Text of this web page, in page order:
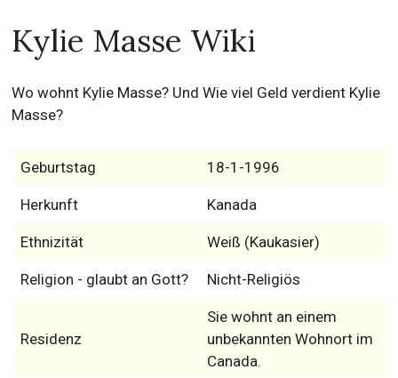
Kylie Masse Wiki
Wo wohnt Kylie Masse? Und Wie viel Geld verdient Kylie
Masse?
Geburtstag 18-1-1996
Herkunft Kanada
Ethnizität Weiß (Kaukasier)
Religion - glaubt an Gott? Nicht-Religiös
Residenz
Sie wohnt an einem
unbekannten Wohnort im
Canada.